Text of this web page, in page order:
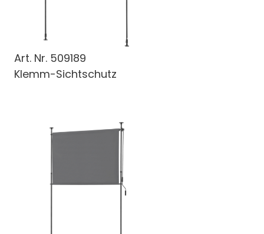
Art. Nr. 509189
Klemm-Sichtschutz